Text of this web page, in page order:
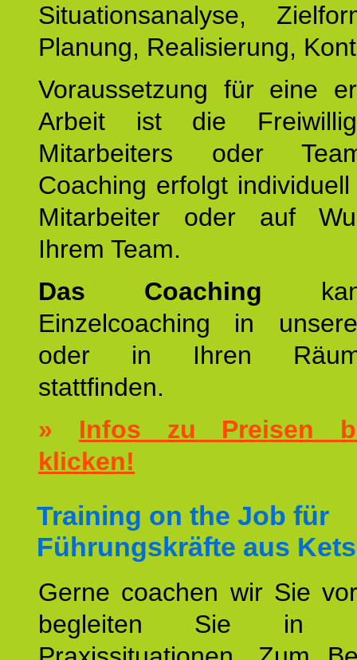
Situationsanalyse,
Planung, Realisierung,
Voraussetzung für eine
Arbeit ist die
Mitarbeiters oder
Coaching erfolgt
Mitarbeiter oder auf
Ihrem Team.
Das Coaching
Einzelcoaching in
oder in Ihren
stattfinden.
» Infos zu Preisen
klicken!
Training on the Job für
Führungskräfte aus
Gerne coachen wir Sie
begleiten Sie in